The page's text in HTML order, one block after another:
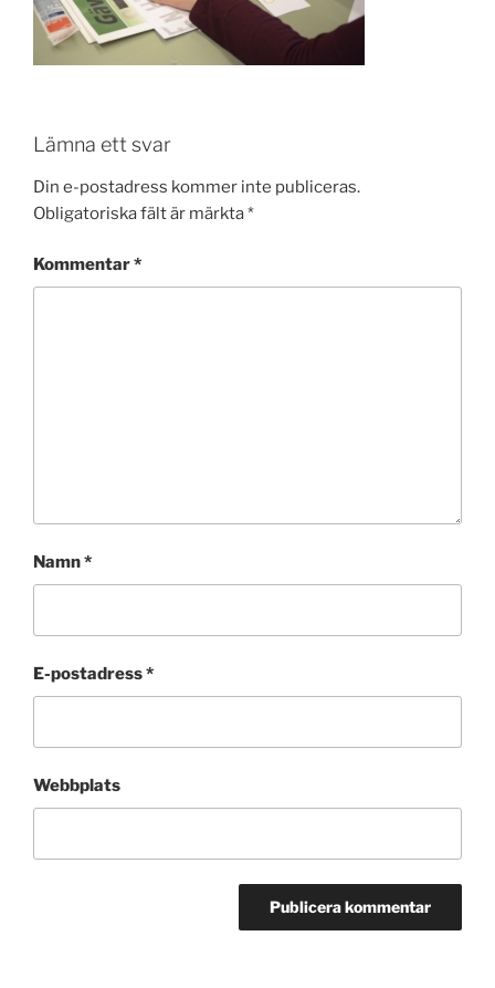
Lämna ett svar
Din e-postadress kommer inte publiceras.
Obligatoriska fält är märkta*
Kommentar*
Namn*
E-postadress*
Webbplats